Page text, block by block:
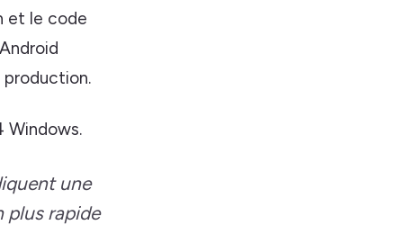
et le code
Windows.
une
plus rapide